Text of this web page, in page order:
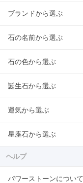
ブランドから選ぶ
石の名前から選ぶ
石の色から選ぶ
誕生石から選ぶ
運気から選ぶ
星座石から選ぶ
ヘルプ
パワーストーンについて